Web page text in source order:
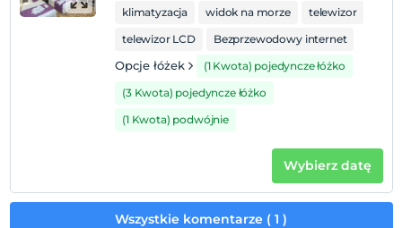
klimatyzacja widok na morze
telewizor
telewizor LCD
Bezprzewodowy internet
Opcje łóżek
(1 Kwota) pojedyncze łóżko
(3 Kwota) pojedyncze łóżko
(1 Kwota) podwójnie
Wybierz datę
Wszystkie komentarze ( 1 )